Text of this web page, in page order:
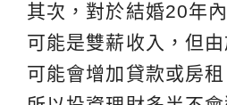
其次，對於結婚20年
可能是雙薪收入，但由
可能會增加貸款或房租